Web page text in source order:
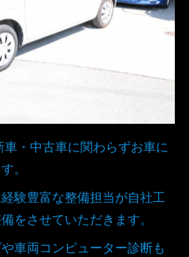
・中古車に関わらずお車に
。
験豊富な整備担当が自社工
をさせていただきます。
車両コンピューター診断も